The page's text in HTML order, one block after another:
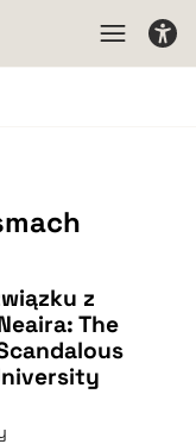
z
The